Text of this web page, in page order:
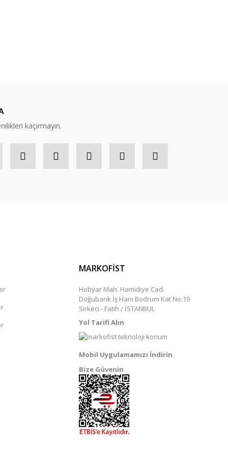
kaçırmayın.
MARKOFİST
Hobyar Mah. Hamidiye Cad.
Doğubank İş Hanı Bodrum Kat No:19
Sirkeci - Fatih / İSTANBUL
Yol Tarifi Alın
Mobil Uygulamamızı İndirin
Bize Güvenin